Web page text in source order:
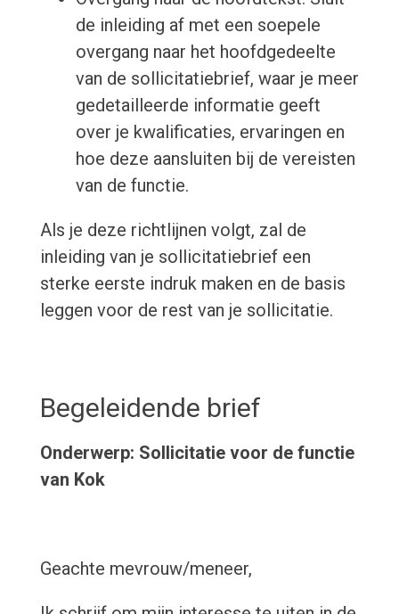
de inleiding af met een soepele
overgang naar het hoofdgedeelte
van de sollicitatiebrief, waar je meer
gedetailleerde informatie geeft
over je kwalificaties, ervaringen en
hoe deze aansluiten bij de vereisten
van de functie.
Als je deze richtlijnen volgt, zal de
inleiding van je sollicitatiebrief een
sterke eerste indruk maken en de basis
leggen voor de rest van je sollicitatie.
Begeleidende brief
Onderwerp: Sollicitatie voor de functie
van Kok
Geachte mevrouw/meneer,